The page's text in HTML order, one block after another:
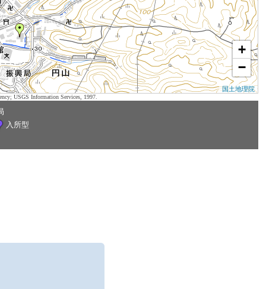
+
−
国土地理院
USGS Information Services, 1997.
入所型